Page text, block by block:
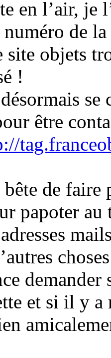
en l’air, je
numéro de
objets
!
se
être
de
papoter au
et si il y a